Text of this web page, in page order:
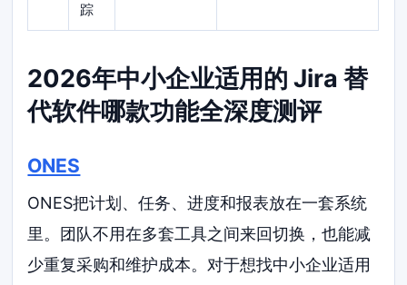
踪
2026年中小企业适用的 Jira 替
代软件哪款功能全深度测评
ONES
ONES把计划、任务、进度和报表放在一套系统
里。团队不用在多套工具之间来回切换，也能减
少重复采购和维护成本。对于想找中小企业适用